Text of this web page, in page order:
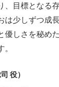
、目標となる
は少しずつ成
優しさを秘め
役）